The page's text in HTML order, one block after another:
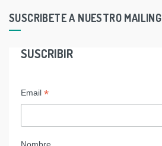
SUSCRIBETE A NUESTRO MAILING
SUSCRIBIR
Email *
Nombre